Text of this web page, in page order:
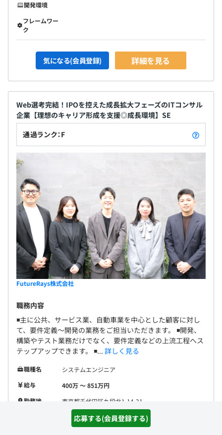
応募する(会員登録する)
開発環境
フレームワー
ク
気になる(会員登録) 詳細を見る
Web選考完結！IPOを控えた成長拡大フェーズのITコンサル
企業【理想のキャリア形成を支援◎成長環境】SE
通過ランク：F
FutureRays株式会社
職務内容
◾️主に公共、サービス業、自動車業を中心とした顧客に対し
て、要件定義～開発の業務をご担当いただきます。 ◾️開発、
構築やテスト業務だけでなく、要件定義などの上流工程へス
テップアップできます。 ◾... 詳しく見る
職種名
システムエンジニア
給与
400万 〜 851万円
勤務地
東京都千代田区九段北1-14-21